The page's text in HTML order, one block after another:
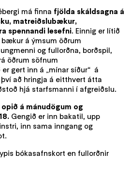
má finna fjölda skáldsagna á
matreiðslubækur,
spennandi lesefni. Einnig er lítið
á ýmsum öðrum
og fullorðna, borðspil,
öðrum söfnum
gert inn á „mínar síður“ á
að hringja á eitthvert átta
hjá starfsmanni í afgreiðslu.
á mánudögum og
Gengið er inn bakatil, upp
inn sama inngang og
bókasafnskort en fullorðnir